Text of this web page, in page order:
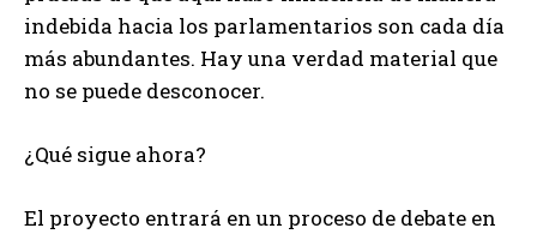
indebida hacia los parlamentarios son cada día
más abundantes. Hay una verdad material que
no se puede desconocer.
¿Qué sigue ahora?
El proyecto entrará en un proceso de debate en